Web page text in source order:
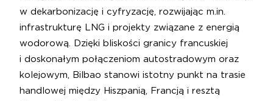
w dekarbonizację i cyfryzację, rozwijając m.in.
infrastrukturę LNG i projekty związane z energią
wodorową. Dzięki bliskości granicy francuskiej
i doskonałym połączeniom autostradowym oraz
kolejowym, Bilbao stanowi istotny punkt na trasie
handlowej między Hiszpanią, Francją i resztą